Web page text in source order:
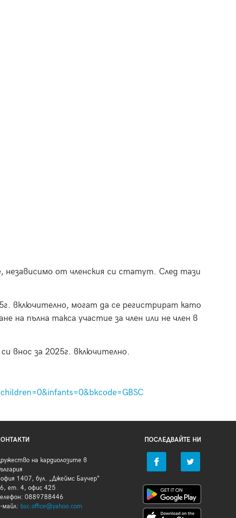
независимо от членския си статут. След тази
включително, могат да се регистрират като
на пълна такса участие за член или не член в
внос за 2025г. включително.
на кардиолозите в
1407, бул. „Джеймс Баучер“
ет. 4, офис 425
0889788446
майл: bsc.office@yahoo.com
ПОСЛЕДВАЙТЕ НИ